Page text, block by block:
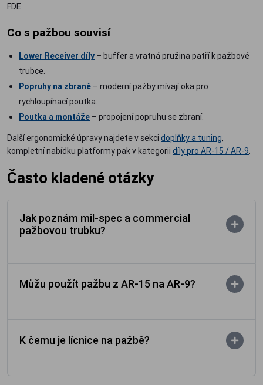
FDE.
Co s pažbou souvisí
Lower Receiver díly – buffer a vratná pružina patří k pažbové
trubce.
Popruhy na zbraně – moderní pažby mívají oka pro
rychloupínací poutka.
Poutka a montáže – propojení popruhu se zbraní.
Další ergonomické úpravy najdete v sekci doplňky a tuning,
kompletní nabídku platformy pak v kategorii díly pro AR-15 / AR-9.
Často kladené otázky
Jak poznám mil-spec a commercial
pažbovou trubku?
Můžu použít pažbu z AR-15 na AR-9?
K čemu je lícnice na pažbě?